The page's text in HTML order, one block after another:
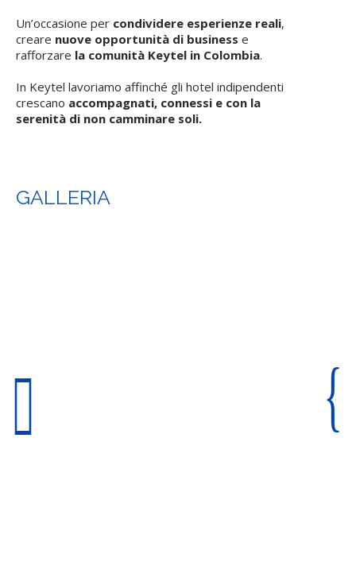
Un’occasione per condividere esperienze reali,
creare nuove opportunità di business e
rafforzare la comunità Keytel in Colombia.
In Keytel lavoriamo affinché gli hotel indipendenti
crescano accompagnati, connessi e con la
serenità di non camminare soli.
GALLERIA